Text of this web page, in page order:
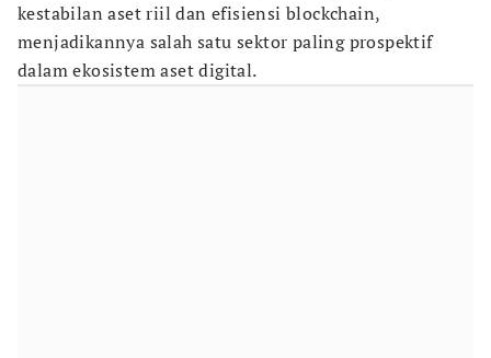
kestabilan aset riil dan efisiensi blockchain,
menjadikannya salah satu sektor paling prospektif
dalam ekosistem aset digital.